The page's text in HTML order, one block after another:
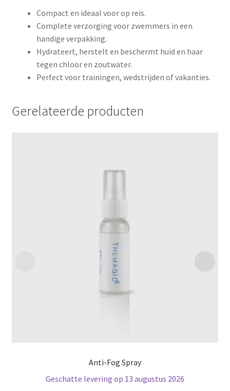
Compact en ideaal voor op reis.
Complete verzorging voor zwemmers in een
handige verpakking.
Hydrateert, herstelt en beschermt huid en haar
tegen chloor en zoutwater.
Perfect voor trainingen, wedstrijden of vakanties.
Gerelateerde producten
Anti-Fog Spray
Geschatte levering op 13 augustus 2026